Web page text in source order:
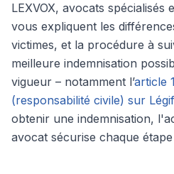
LEXVOX, avocats
vous expliquent les
victimes, et la procédure à
meilleure indemnisation
vigueur – notamment l’article
(responsabilité civile) sur
obtenir une indemnisation,
avocat sécurise chaque